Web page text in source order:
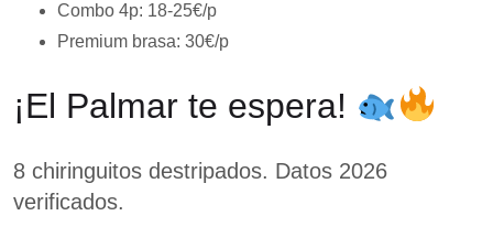
Combo 4p: 18-25€/p
Premium brasa: 30€/p
¡El Palmar te espera!
8 chiringuitos destripados. Datos 2026
verificados.